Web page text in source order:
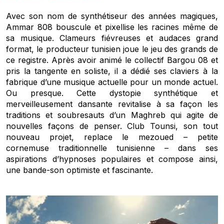
Avec son nom de synthétiseur des années magiques,
Ammar 808 bouscule et pixellise les racines même de
sa musique. Clameurs fiévreuses et audaces grand
format, le producteur tunisien joue le jeu des grands de
ce registre. Après avoir animé le collectif Bargou 08 et
pris la tangente en soliste, il a dédié ses claviers à la
fabrique d’une musique actuelle pour un monde actuel.
Ou presque. Cette dystopie synthétique et
merveilleusement dansante revitalise à sa façon les
traditions et soubresauts d’un Maghreb qui agite de
nouvelles façons de penser. Club Tounsi, son tout
nouveau projet, replace le mezoued – petite
cornemuse traditionnelle tunisienne – dans ses
aspirations d’hypnoses populaires et compose ainsi,
une bande-son optimiste et fascinante.